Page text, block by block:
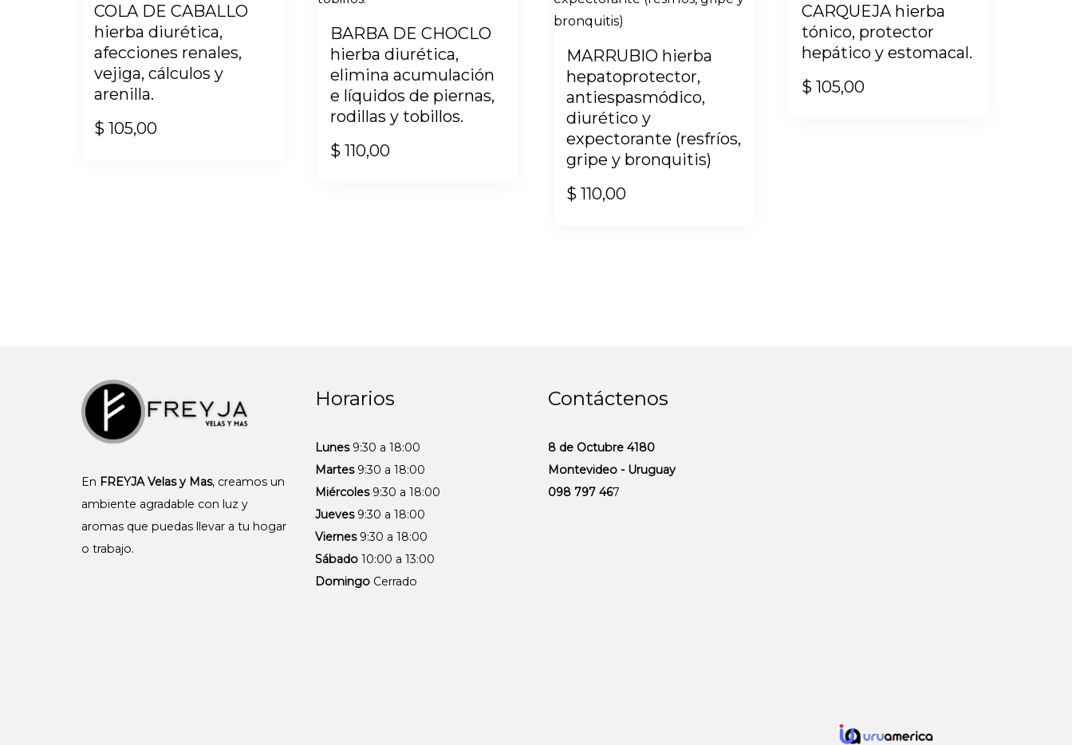
COLA DE CABALLO
hierba diurética,
afecciones renales,
vejiga, cálculos y
arenilla.
$ 105,00
BARBA DE CHOCLO
hierba diurética,
elimina acumulación
e líquidos de piernas,
rodillas y tobillos.
$ 110,00
MARRUBIO hierba
hepatoprotector,
antiespasmódico,
diurético y
expectorante (resfríos,
gripe y bronquitis)
$ 110,00
CARQUEJA hierba
tónico, protector
hepático y estomacal.
$ 105,00
En FREYJA Velas y Mas, creamos un
ambiente agradable con luz y
aromas que puedas llevar a tu hogar
o trabajo.
Horarios
Lunes9:30 a 18:00
Martes9:30 a 18:00
Miércoles9:30 a 18:00
Jueves9:30 a 18:00
Viernes9:30 a 18:00
Sábado10:00 a 13:00
DomingoCerrado
Contáctenos
8 de Octubre 4180
Montevideo - Uruguay
098 797 467